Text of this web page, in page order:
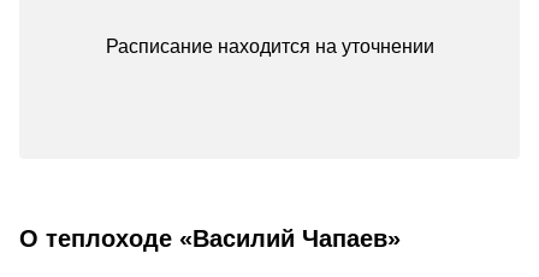
Расписание находится на уточнении
О теплоходе «Василий Чапаев»